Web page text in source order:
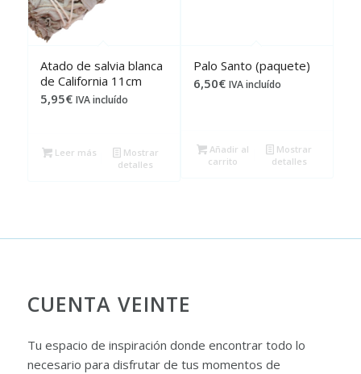
Atado de salvia blanca
de California 11cm
5,95€ IVA incluído
Leer más
Mostrar
detalles
Palo Santo (paquete)
6,50€ IVA incluído
Añadir al
carrito
Mostrar
detalles
CUENTA VEINTE
Tu espacio de inspiración donde encontrar todo lo
necesario para disfrutar de tus momentos de